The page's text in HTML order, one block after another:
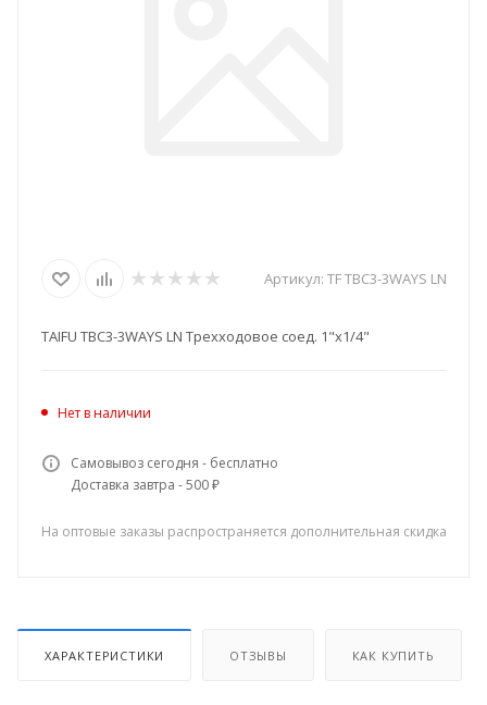
Артикул: TF TBC3-3WAYS LN
TAIFU TBC3-3WAYS LN Трехходовое соед. 1"х1/4"
Нет в наличии
Самовывоз сегодня - бесплатно
Доставка завтра - 500 ₽
На оптовые заказы распространяется дополнительная скидка
ХАРАКТЕРИСТИКИ ОТЗЫВЫ КАК КУПИТЬ